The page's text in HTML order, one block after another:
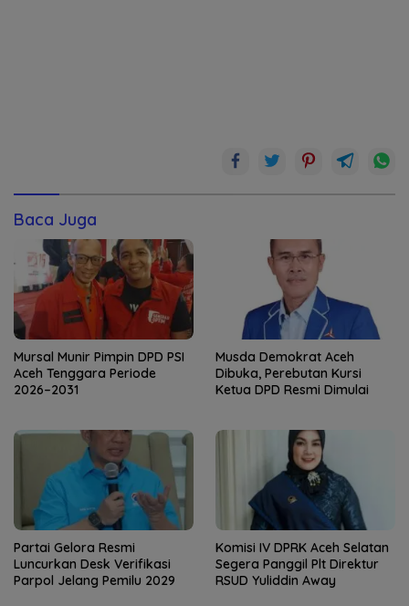
Baca Juga
Mursal Munir Pimpin DPD PSI
Aceh Tenggara Periode
2026–2031
Musda Demokrat Aceh
Dibuka, Perebutan Kursi
Ketua DPD Resmi Dimulai
Partai Gelora Resmi
Luncurkan Desk Verifikasi
Parpol Jelang Pemilu 2029
Komisi IV DPRK Aceh Selatan
Segera Panggil Plt Direktur
RSUD Yuliddin Away